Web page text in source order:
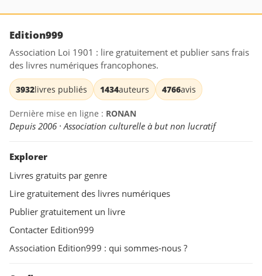
Edition999
Association Loi 1901 : lire gratuitement et publier sans frais
des livres numériques francophones.
3932livres publiés 1434auteurs 4766avis
Dernière mise en ligne : RONAN
Depuis 2006 · Association culturelle à but non lucratif
Explorer
Livres gratuits par genre
Lire gratuitement des livres numériques
Publier gratuitement un livre
Contacter Edition999
Association Edition999 : qui sommes-nous ?